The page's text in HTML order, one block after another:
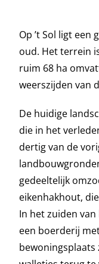
Op ’t Sol ligt een
oud. Het terrein
ruim 68 ha
weerszijden van
De huidige
die in het
dertig van de
gedeeltelijk
eikenhakhout,
In het zuiden
een boerderij
bewoningsplaats